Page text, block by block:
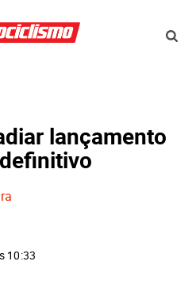
lançamento
10:33